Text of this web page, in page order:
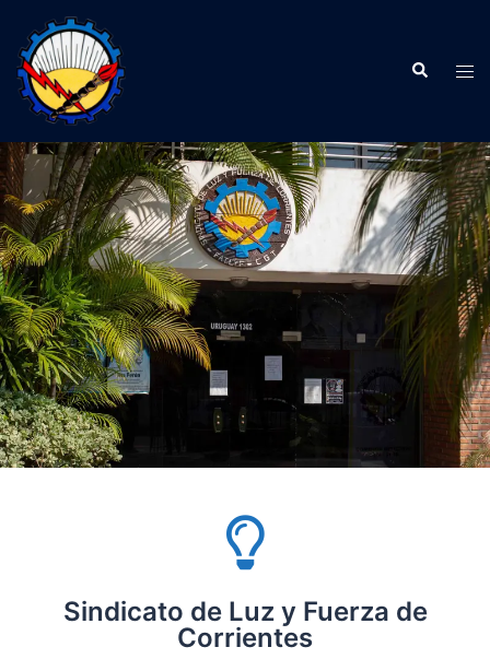
Sindicato de Luz y Fuerza de
Corrientes